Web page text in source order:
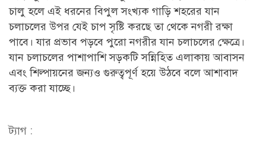
চালু হলে এই ধরনের বিপুল সংখ্যক গাড়ি শহরের যান
চলাচলের উপর যেই চাপ সৃষ্টি করছে তা থেকে নগরী রক্ষা
পাবে। যার প্রভাব পড়বে পুরো নগরীর যান চলাচলের ক্ষেত্রে।
যান চলাচলের পাশাপাশি সড়কটি সন্নিহিত এলাকায় আবাসন
এবং শিল্পায়নের জন্যও গুরুত্বপূর্ণ হয়ে উঠবে বলে আশাবাদ
ব্যক্ত করা যাচ্ছে।
ট্যাগ :